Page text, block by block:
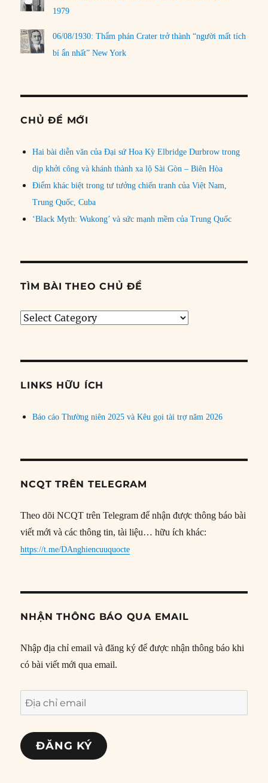
1979
06/08/1930: Thẩm phán Crater trở thành “người mất tích
bí ẩn nhất” New York
CHỦ ĐỀ MỚI
Hai bài diễn văn của Đại sứ Hoa Kỳ Elbridge Durbrow trong
dịp khởi công và khánh thành xa lộ Sài Gòn – Biên Hòa
Điểm khác biệt trong tư tưởng chiến tranh của Việt Nam,
Trung Quốc, Cuba
‘Black Myth: Wukong’ và sức mạnh mềm của Trung Quốc
TÌM BÀI THEO CHỦ ĐỀ
Tìm
đề
LINKS HỮU ÍCH
Báo cáo Thường niên 2025 và Kêu gọi tài trợ năm 2026
NCQT TRÊN TELEGRAM
Theo dõi NCQT trên Telegram để nhận được thông báo bài
viết mới và các thông tin, tài liệu… hữu ích khác:
https://t.me/DAnghiencuuquocte
NHẬN THÔNG BÁO QUA EMAIL
Nhập địa chỉ email và đăng ký để được nhận thông báo khi
có bài viết mới qua email.
Địa
chỉ
email
ĐĂNG KÝ